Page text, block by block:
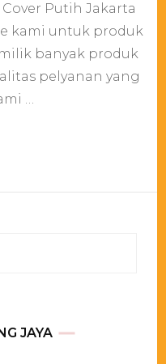
Kursi
Cover
Putih
Putih Jakarta
kami untuk produk
banyak produk
pelyanan yang
…
JAYA